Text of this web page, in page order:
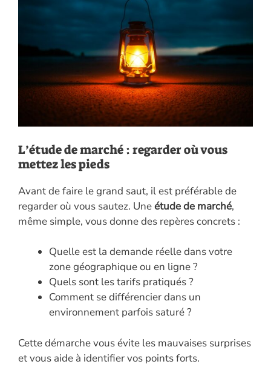
L’étude de marché : regarder où vous
mettez les pieds
Avant de faire le grand saut, il est préférable de
regarder où vous sautez. Uneétude de marché,
même simple, vous donne des repères concrets :
Quelle est la demande réelle dans votre
zone géographique ou en ligne ?
Quels sont les tarifs pratiqués ?
Comment se différencier dans un
environnement parfois saturé ?
Cette démarche vous évite les mauvaises surprises
et vous aide à identifier vos points forts.